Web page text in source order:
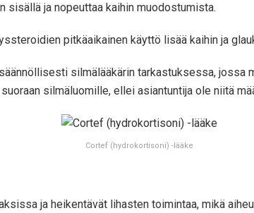
ja nopeuttaa kaihin muodostumista.
pitkäaikainen käyttö lisää kaihin ja
silmälääkärin tarkastuksessa, jossa
silmäluomille, ellei asiantuntija ole niitä
Cortef (hydrokortisoni) -lääke
ja heikentävät lihasten toimintaa, mikä